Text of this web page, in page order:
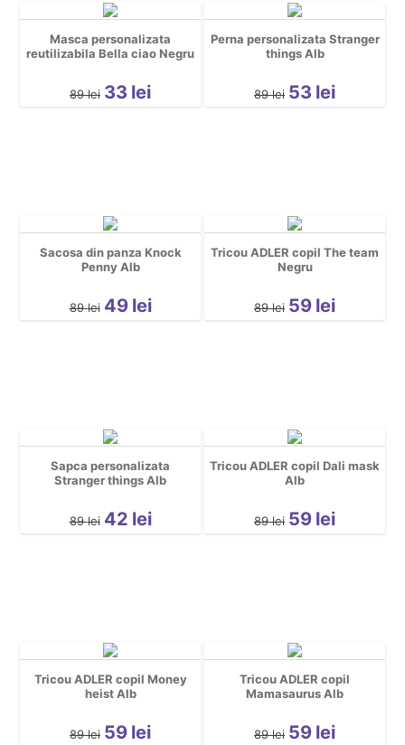
Masca personalizata
reutilizabila Bella ciao Negru
89 lei 33 lei
Perna personalizata Stranger
things Alb
89 lei 53 lei
Sacosa din panza Knock
Penny Alb
89 lei 49 lei
Tricou ADLER copil The team
Negru
89 lei 59 lei
Sapca personalizata
Stranger things Alb
89 lei 42 lei
Tricou ADLER copil Dali mask
Alb
89 lei 59 lei
Tricou ADLER copil Money
heist Alb
89 lei 59 lei
Tricou ADLER copil
Mamasaurus Alb
89 lei 59 lei